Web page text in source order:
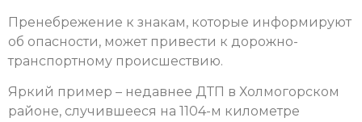
Пренебрежение к знакам, которые информируют
об опасности, может привести к дорожно-
транспортному происшествию.
Яркий пример – недавнее ДТП в Холмогорском
районе, случившееся на 1104-м километре